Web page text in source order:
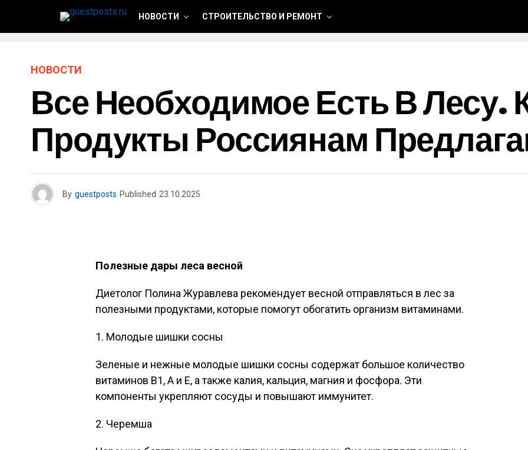
НОВОСТИ СТРОИТЕЛЬСТВО И РЕМОНТ
НОВОСТИ
Все Необходимое Есть В Лесу.
Продукты Россиянам
By guestposts Published 23.10.2025
Полезные дары леса весной
Диетолог Полина Журавлева рекомендует весной отправляться в лес за
полезными продуктами, которые помогут обогатить организм витаминами.
1. Молодые шишки сосны
Зеленые и нежные молодые шишки сосны содержат большое количество
витаминов B1, A и E, а также калия, кальция, магния и фосфора. Эти
компоненты укрепляют сосуды и повышают иммунитет.
2. Черемша